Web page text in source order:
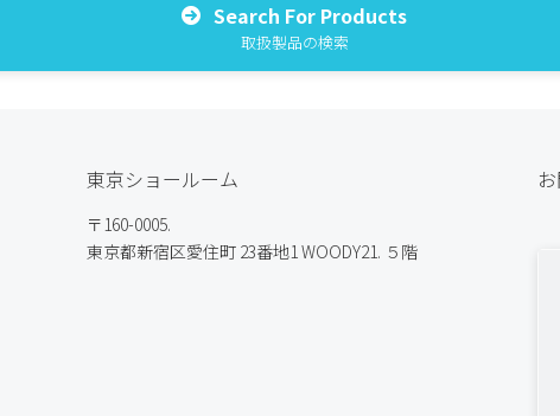
Search For Products
取扱製品の検索
東京ショールーム
〒160-0005.
東京都新宿区愛住町 23番地1 WOODY21. ５階